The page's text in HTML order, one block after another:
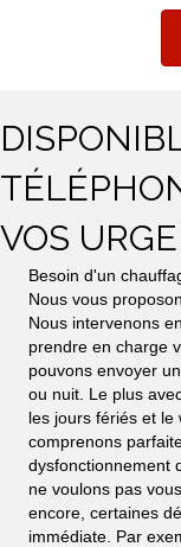
VOS
Besoin d'un
Nous vous
Nous intervenons
prendre en charge
pouvons envoyer
ou nuit. Le plus
les jours fériés et le
comprenons
dysfonctionnement
ne voulons pas
encore, certaines
immédiate. Par